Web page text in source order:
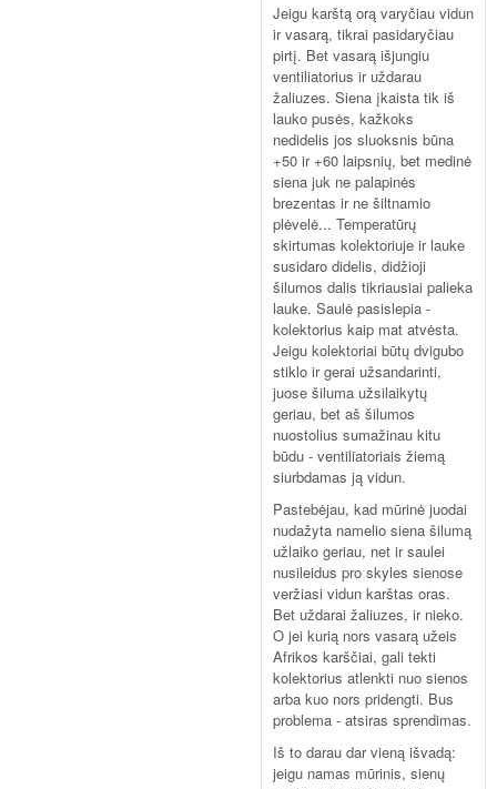
Jeigu karštą orą varyčiau vidun
ir vasarą, tikrai pasidaryčiau
pirtį. Bet vasarą išjungiu
ventiliatorius ir uždarau
žaliuzes. Siena įkaista tik iš
lauko pusės, kažkoks
nedidelis jos sluoksnis būna
+50 ir +60 laipsnių, bet medinė
siena juk ne palapinės
brezentas ir ne šiltnamio
plėvelė... Temperatūrų
skirtumas kolektoriuje ir lauke
susidaro didelis, didžioji
šilumos dalis tikriausiai palieka
lauke. Saulė pasislepia -
kolektorius kaip mat atvėsta.
Jeigu kolektoriai būtų dvigubo
stiklo ir gerai užsandarinti,
juose šiluma užsilaikytų
geriau, bet aš šilumos
nuostolius sumažinau kitu
būdu - ventiliatoriais žiemą
siurbdamas ją vidun.
Pastebėjau, kad mūrinė juodai
nudažyta namelio siena šilumą
užlaiko geriau, net ir saulei
nusileidus pro skyles sienose
veržiasi vidun karštas oras.
Bet uždarai žaliuzes, ir nieko.
O jei kurią nors vasarą užeis
Afrikos karščiai, gali tekti
kolektorius atlenkti nuo sienos
arba kuo nors pridengti. Bus
problema - atsiras sprendimas.
Iš to darau dar vieną išvadą:
jeigu namas mūrinis, sienų